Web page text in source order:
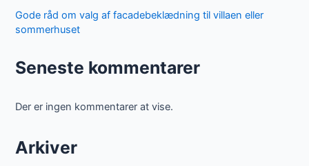
Gode råd om valg af facadebeklædning til villaen eller
sommerhuset
Seneste kommentarer
Der er ingen kommentarer at vise.
Arkiver